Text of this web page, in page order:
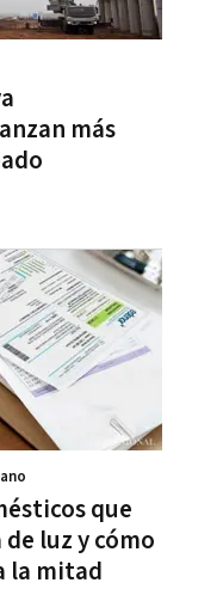
más
que
luz y cómo
la mitad